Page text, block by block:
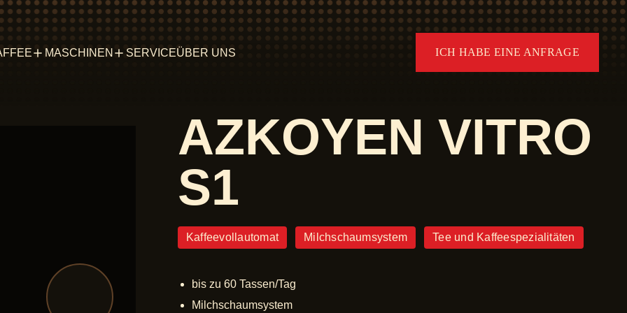
MASCHINEN SERVICEÜBER UNS ICH HABE EINE ANFRAGE
AZKOYEN VITRO
S1
Kaffeevollautomat Milchschaumsystem Tee und Kaffeespezialitäten
bis zu 60 Tassen/Tag
Milchschaumsystem